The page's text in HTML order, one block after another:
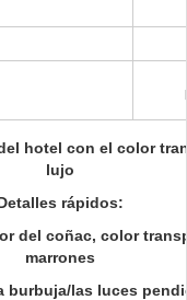
hotel con el color
lujo
rápidos:
del coñac, color
marrones
burbuja/las luces